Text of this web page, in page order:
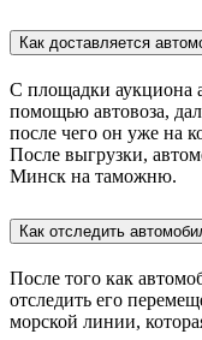
Как доставляется
С площадки аукциона
помощью автовоза,
после чего он уже на
После выгрузки,
Минск на таможню.
Как отследить
После того как
отследить его
морской линии,